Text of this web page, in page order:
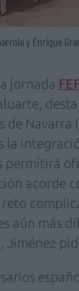
y Enrique
jornada
Navarra
la
acorde
aún más